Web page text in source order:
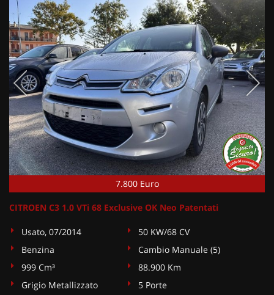
7.800 Euro
CITROEN C3 1.0 VTi 68 Exclusive OK Neo Patentati
Usato, 07/2014
50 KW/68 CV
Benzina
Cambio Manuale (5)
999 Cm³
88.900 Km
Grigio Metallizzato
5 Porte